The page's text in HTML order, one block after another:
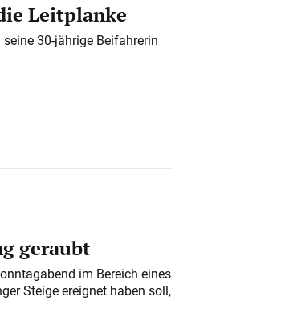
Leitplanke
30-jährige Beifahrerin
geraubt
im Bereich eines
Steige ereignet haben soll,